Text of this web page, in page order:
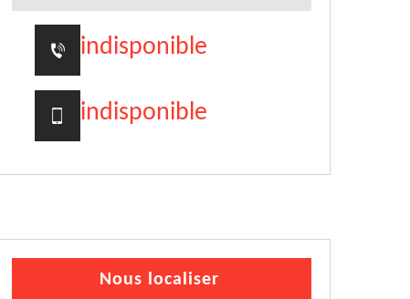
indisponible
indisponible
Nous localiser